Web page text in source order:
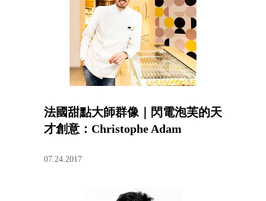
法國甜點大師群像｜閃電泡芙的天
才創意：Christophe Adam
07.24.2017